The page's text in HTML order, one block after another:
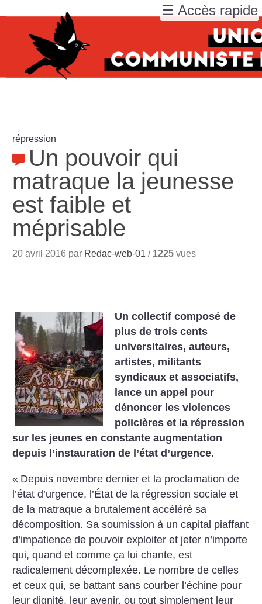
répression
Un pouvoir qui
matraque la jeunesse
est faible et
méprisable
20 avril 2016 par Redac-web-01 / 1225 vues
Un collectif composé de
plus de trois cents
universitaires, auteurs,
artistes, militants
syndicaux et associatifs,
lance un appel pour
dénoncer les violences
policières et la répression
sur les jeunes en constante augmentation
depuis l’instauration de l’état d’urgence.
« Depuis novembre dernier et la proclamation de
l’état d’urgence, l’État de la régression sociale et
de la matraque a brutalement accéléré sa
décomposition. Sa soumission à un capital piaffant
d’impatience de pouvoir exploiter et jeter n’importe
qui, quand et comme ça lui chante, est
radicalement décomplexée. Le nombre de celles
et ceux qui, se battant sans courber l’échine pour
leur dignité, leur avenir, ou tout simplement leur
☰ Accès rapide